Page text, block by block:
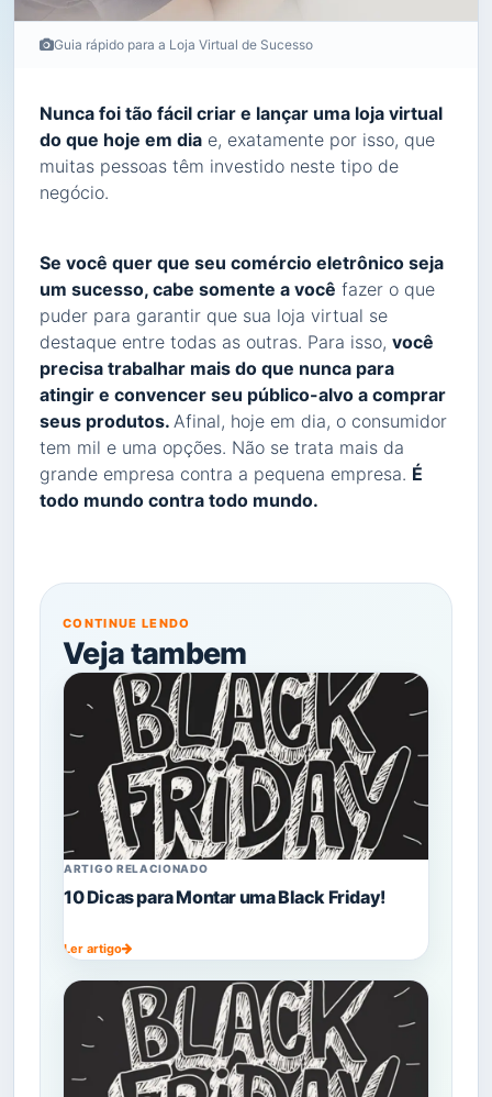
Guia rápido para a Loja Virtual de Sucesso
Nunca foi tão fácil criar e lançar uma loja virtual
do que hoje em dia e, exatamente por isso, que
muitas pessoas têm investido neste tipo de
negócio.
Se você quer que seu comércio eletrônico seja
um sucesso, cabe somente a você fazer o que
puder para garantir que sua loja virtual se
destaque entre todas as outras. Para isso, você
precisa trabalhar mais do que nunca para
atingir e convencer seu público-alvo a comprar
seus produtos. Afinal, hoje em dia, o consumidor
tem mil e uma opções. Não se trata mais da
grande empresa contra a pequena empresa. É
todo mundo contra todo mundo.
CONTINUE LENDO
Veja tambem
ARTIGO RELACIONADO
10 Dicas para Montar uma Black Friday!
Ler artigo